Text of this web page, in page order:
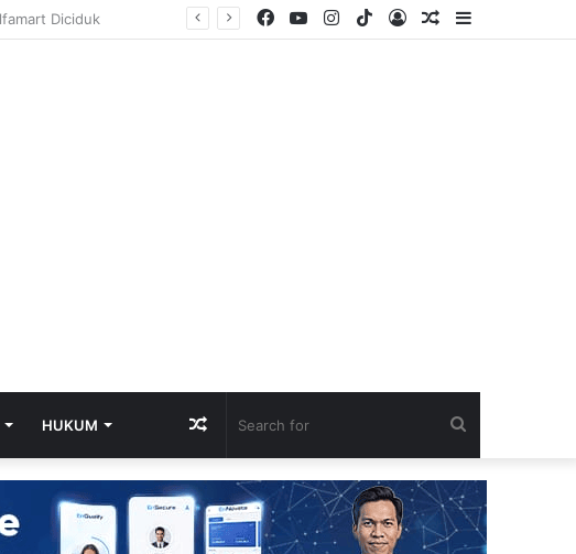
Sidebar
Random
Log
TikTok
Instagram
YouTube
Facebook
HUKUM
for
Random
Article